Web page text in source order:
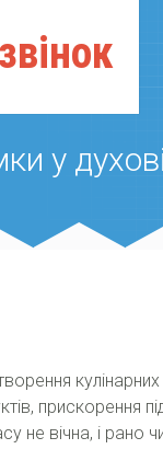
у
прискорення
не вічна, і рано